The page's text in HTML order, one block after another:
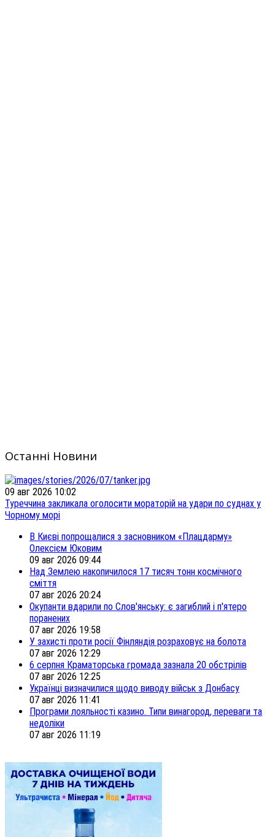
Останні Новини
09 авг 2026 10:02
Туреччина закликала оголосити мораторій на удари по суднах у
Чорному морі
В Києві попрощалися з засновником «Плацдарму»
Олексієм Юковим
09 авг 2026 09:44
Над Землею накопичилося 17 тисяч тонн космічного
сміття
07 авг 2026 20:24
Окупанти вдарили по Слов'янську: є загиблий і п'ятеро
поранених
07 авг 2026 19:58
У захисті проти росії Фінляндія розраховує на болота
07 авг 2026 12:29
6 серпня Краматорська громада зазнала 20 обстрілів
07 авг 2026 12:25
Українці визначилися щодо виводу військ з Донбасу
07 авг 2026 11:41
Програми лояльності казино. Типи винагород, переваги та
недоліки
07 авг 2026 11:19